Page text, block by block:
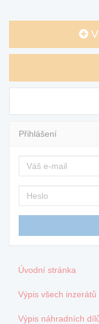
Přihlášení
Úvodní stránka
Výpis všech inzerátů
Výpis náhradních